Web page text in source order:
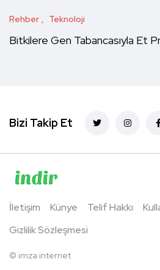
Rehber Teknoloji
Bitkilere Gen Tabancasıyla Et
Bizi Takip Et
İletişim Künye Telif Hakkı
Gizlilik Sözleşmesi
© imza internet